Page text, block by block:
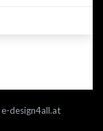
e-design4all.at